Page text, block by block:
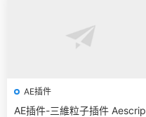
AE插件
AE插件-三維粒子插件 Aescrip